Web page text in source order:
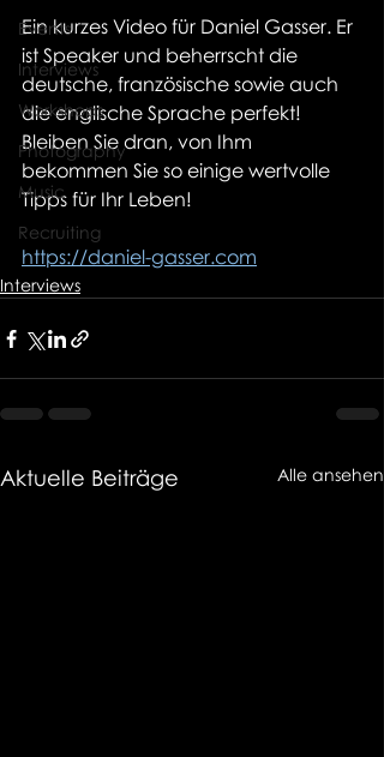
Events
Interviews
Workshops
Photography
Music
Recruiting
Ein kurzes Video für Daniel Gasser. Er
ist Speaker und beherrscht die
deutsche, französische sowie auch
die englische Sprache perfekt!
Bleiben Sie dran, von Ihm
bekommen Sie so einige wertvolle
Tipps für Ihr Leben!
https://daniel-gasser.com
Interviews
Aktuelle Beiträge Alle ansehen